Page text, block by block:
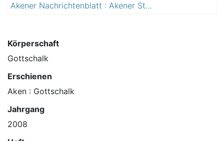
Akener Nachrichtenblatt : Akener Stadtanzeiger und Amtsblatt für die Stadt Aken (Elbe) einschließlich der Ortschaften Mennewitz, Kleinzerbst, Kühren und Susigke
Körperschaft
Gottschalk
Erschienen
Aken : Gottschalk
Jahrgang
2008